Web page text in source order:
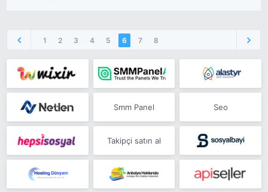
1 2 3 4 5 6 7 8
Smm Panel Seo
Takipçi satın al